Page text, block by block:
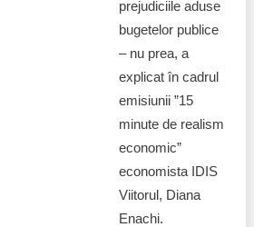
prejudiciile aduse
bugetelor publice
– nu prea, a
explicat în cadrul
emisiunii ”15
minute de realism
economic”
economista IDIS
Viitorul, Diana
Enachi.